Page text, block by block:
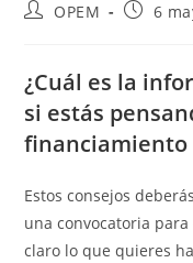
Autor
entrada:
OPEM
entrada:
6
¿Cuál es la
si estás
financiamiento
Estos consejos
una convocatoria
claro lo que quieres